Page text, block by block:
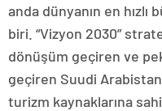
anda dünyanın en
biri. “Vizyon 2030”
dönüşüm geçiren ve
geçiren Suudi Arabistan,
turizm kaynaklarına